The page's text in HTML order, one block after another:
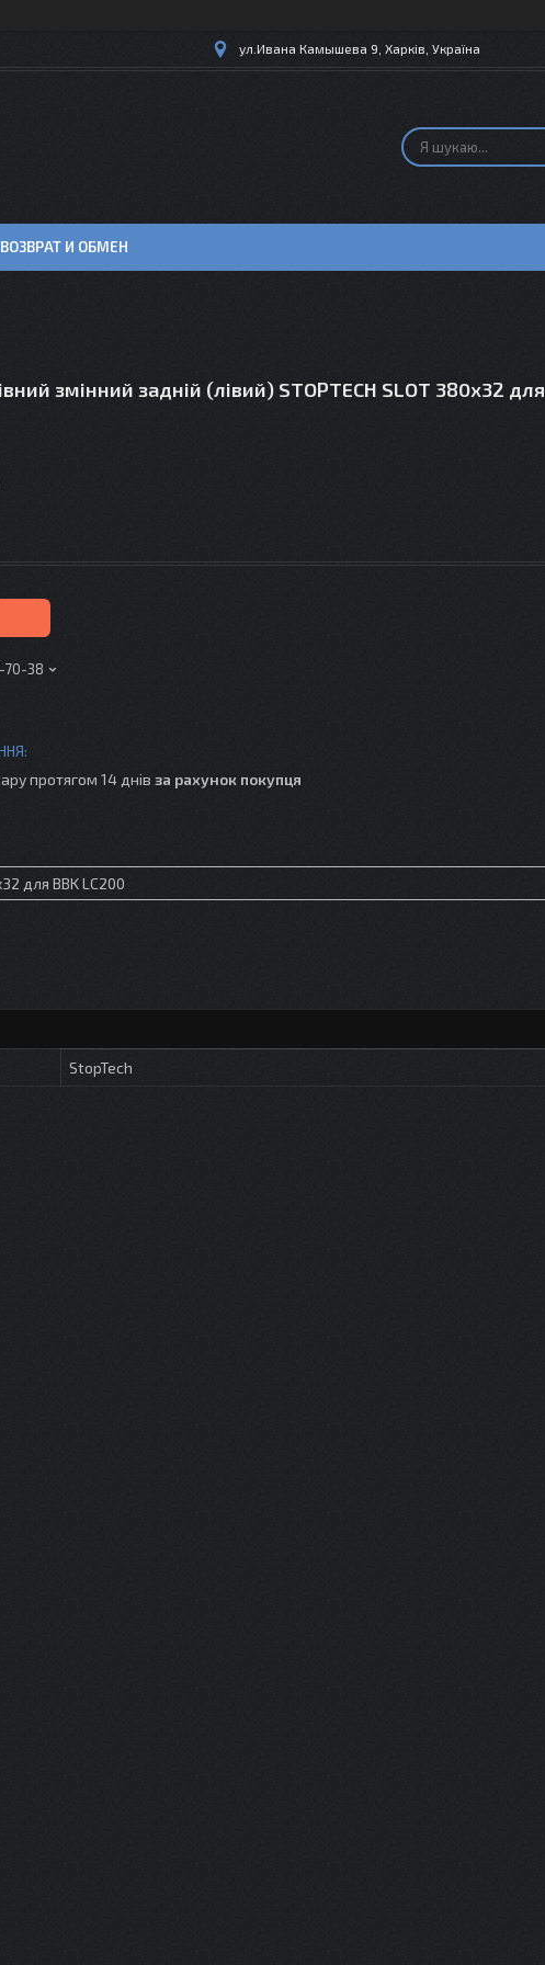
ул.Ивана Камышева 9, Харків, Україна
ВОЗВРАТ И ОБМЕН
змінний задній (лівий) STOPTECH SLOT 380х32 для
70-38
протягом 14 днів за рахунок покупця
для BBK LC200
StopTech